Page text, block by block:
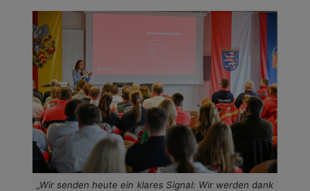
„Wir senden heute ein klares Signal: Wir werden dank